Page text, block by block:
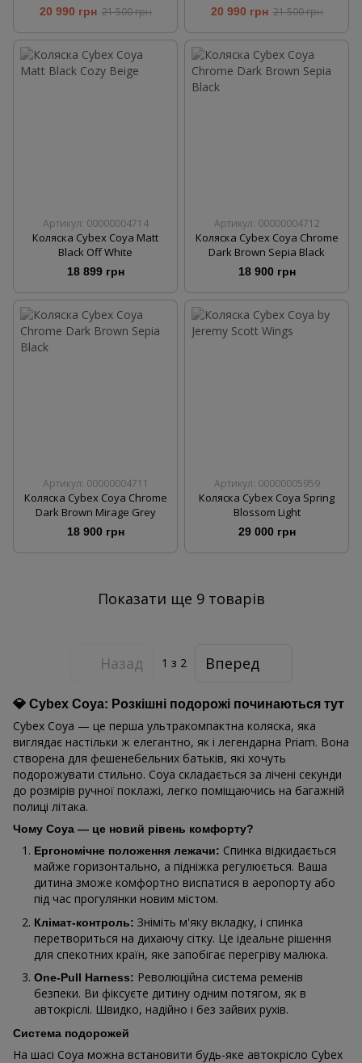
20 990 грн 21 500 грн 20 990 грн 21 500 грн
Артикул: 00000004714
Коляска Cybex Coya Matt
Black Off White
18 899 грн
Артикул: 00000004712
Коляска Cybex Coya Chrome
Dark Brown Sepia Black
18 900 грн
Артикул: 00000004711
Коляска Cybex Coya Chrome
Dark Brown Mirage Grey
18 900 грн
Артикул: 00000005959
Коляска Cybex Coya Spring
Blossom Light
29 000 грн
Показати ще 9 товарів
Назад 1 з 2 Вперед
💎 Cybex Coya: Розкішні подорожі починаються тут
Cybex Coya — це перша ультракомпактна коляска, яка
виглядає настільки ж елегантно, як і легендарна Priam. Вона
створена для фешенебельних батьків, які хочуть
подорожувати стильно. Coya складається за лічені секунди
до розмірів ручної поклажі, легко поміщаючись на багажній
полиці літака.
Чому Coya — це новий рівень комфорту?
Ергономічне положення лежачи: Спинка відкидається
майже горизонтально, а підніжка регулюється. Ваша
дитина зможе комфортно виспатися в аеропорту або
під час прогулянки новим містом.
Клімат-контроль: Зніміть м'яку вкладку, і спинка
перетвориться на дихаючу сітку. Це ідеальне рішення
для спекотних країн, яке запобігає перегріву малюка.
One-Pull Harness: Революційна система ременів
безпеки. Ви фіксуєте дитину одним потягом, як в
автокріслі. Швидко, надійно і без зайвих рухів.
Система подорожей
На шасі Coya можна встановити будь-яке автокрісло Cybex